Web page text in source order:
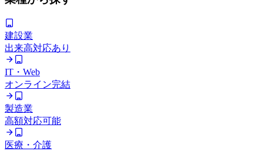
建設業
出来高対応あり
IT・Web
オンライン完結
製造業
高額対応可能
医療・介護